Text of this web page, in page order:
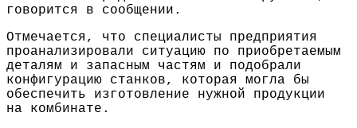
говорится в сообщении.
Отмечается, что специалисты предприятия
проанализировали ситуацию по приобретаемым
деталям и запасным частям и подобрали
конфигурацию станков, которая могла бы
обеспечить изготовление нужной продукции
на комбинате.